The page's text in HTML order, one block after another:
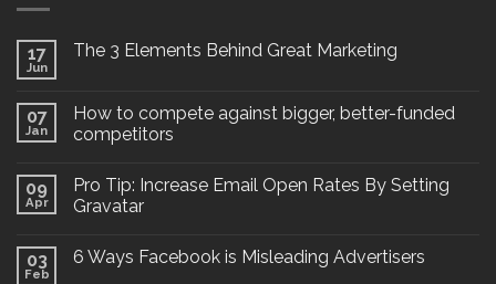
17
Jun
The 3 Elements Behind Great Marketing
07
Jan
How to compete against bigger, better-funded
competitors
09
Apr
Pro Tip: Increase Email Open Rates By Setting
Gravatar
03
Feb
6 Ways Facebook is Misleading Advertisers